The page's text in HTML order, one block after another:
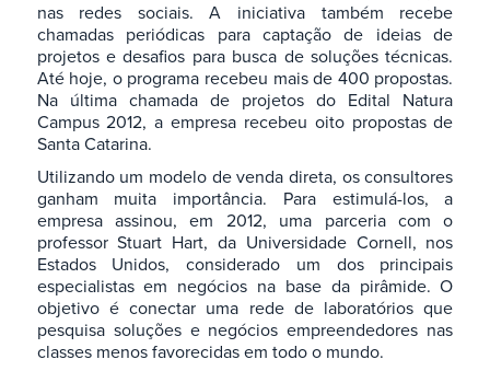
nas redes sociais. A iniciativa também recebe
chamadas periódicas para captação de ideias de
projetos e desafios para busca de soluções técnicas.
Até hoje, o programa recebeu mais de 400 propostas.
Na última chamada de projetos do Edital Natura
Campus 2012, a empresa recebeu oito propostas de
Santa Catarina.
Utilizando um modelo de venda direta, os consultores
ganham muita importância. Para estimulá-los, a
empresa assinou, em 2012, uma parceria com o
professor Stuart Hart, da Universidade Cornell, nos
Estados Unidos, considerado um dos principais
especialistas em negócios na base da pirâmide. O
objetivo é conectar uma rede de laboratórios que
pesquisa soluções e negócios empreendedores nas
classes menos favorecidas em todo o mundo.